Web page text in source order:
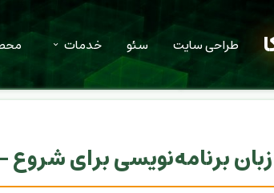
طراحی سایت سئو خدمات
برنامه‌نویسی برای